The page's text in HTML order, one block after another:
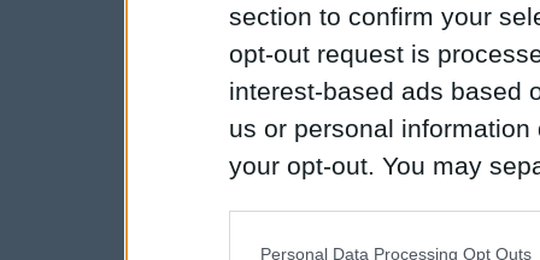
section to confirm your
opt-out request is
interest-based ads based
us or personal
your opt-out. You may
Personal Data Processing Opt Outs